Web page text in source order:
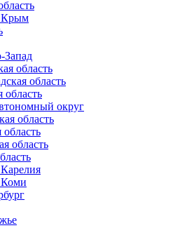
Крым
Запад
область
область
область
округ
область
область
Коми